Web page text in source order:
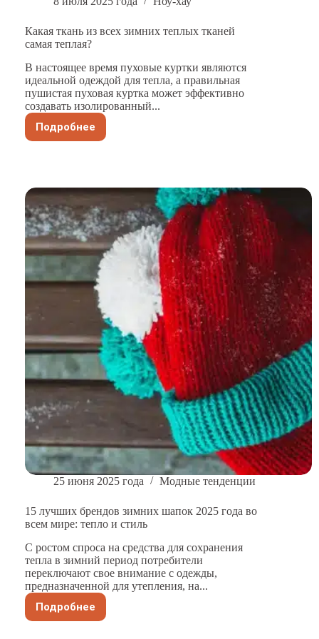
Какая ткань из всех зимних теплых тканей
самая теплая?
В настоящее время пуховые куртки являются
идеальной одеждой для тепла, а правильная
пушистая пуховая куртка может эффективно
создавать изолированный...
Подробнее
Какая
ткань
теплых
тканей
самая
теплая?
25 июня 2025 года Модные тенденции
15 лучших брендов зимних шапок 2025 года во
всем мире: тепло и стиль
С ростом спроса на средства для сохранения
тепла в зимний период потребители
переключают свое внимание с одежды,
предназначенной для утепления, на...
Подробнее
15
лучших